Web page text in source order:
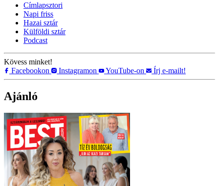
Címlapsztori
Napi friss
Hazai sztár
Külföldi sztár
Podcast
Kövess minket!
Facebookon
Instagramon YouTube-on Írj e-mailt!
Ajánló